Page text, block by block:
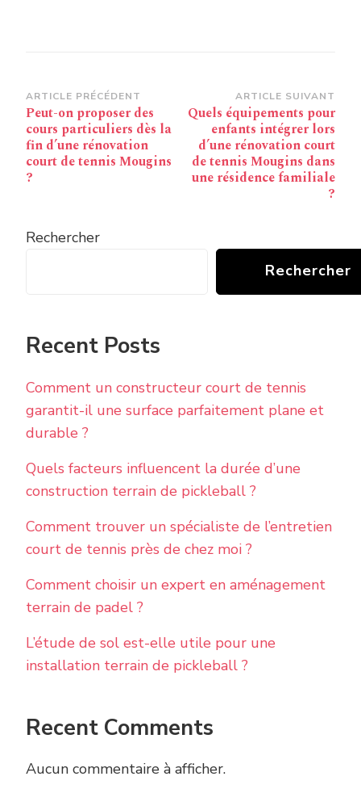
Navigation
d’article
ARTICLE PRÉCÉDENT
Peut-on proposer des
cours particuliers dès la
fin d’une rénovation
court de tennis Mougins
?
ARTICLE SUIVANT
Quels équipements pour
enfants intégrer lors
d’une rénovation court
de tennis Mougins dans
une résidence familiale
?
Rechercher
Rechercher
Recent Posts
Comment un constructeur court de tennis
garantit-il une surface parfaitement plane et
durable ?
Quels facteurs influencent la durée d’une
construction terrain de pickleball ?
Comment trouver un spécialiste de l’entretien
court de tennis près de chez moi ?
Comment choisir un expert en aménagement
terrain de padel ?
L’étude de sol est-elle utile pour une
installation terrain de pickleball ?
Recent Comments
Aucun commentaire à afficher.